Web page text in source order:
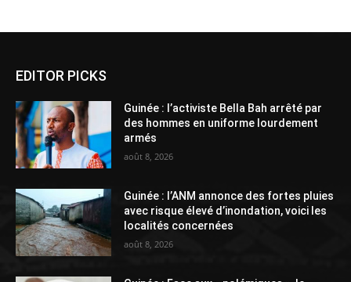
EDITOR PICKS
Guinée : l’activiste Bella Bah arrêté par
des hommes en uniforme lourdement
armés
août 8, 2026
Guinée : l’ANM annonce des fortes pluies
avec risque élevé d’inondation, voici les
localités concernées
août 8, 2026